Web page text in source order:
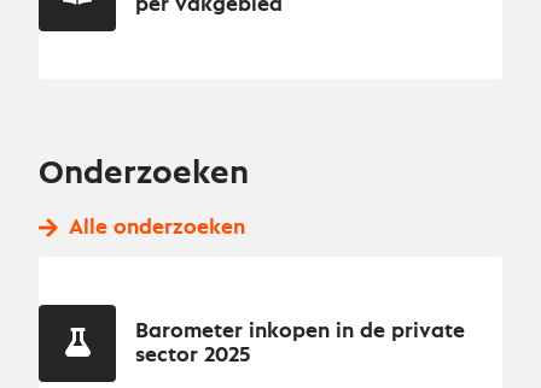
per vakgebied
Onderzoeken
Alle onderzoeken
Barometer inkopen in de private
sector 2025